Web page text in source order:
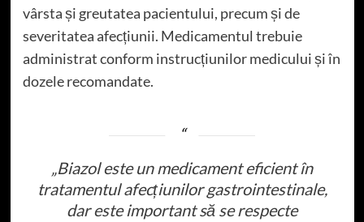
vârsta și greutatea pacientului, precum și de
severitatea afecțiunii. Medicamentul trebuie
administrat conform instrucțiunilor medicului și în
dozele recomandate.
„Biazol este un medicament eficient în
tratamentul afecțiunilor gastrointestinale,
dar este important să se respecte